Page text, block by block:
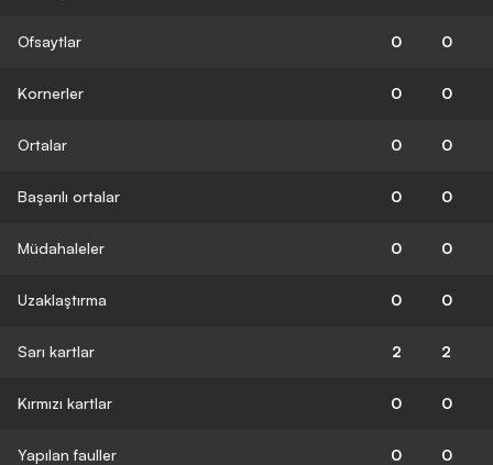
Ofsaytlar 0 0
Kornerler 0 0
Ortalar 0 0
Başarılı ortalar 0 0
Müdahaleler 0 0
Uzaklaştırma 0 0
Sarı kartlar 2 2
Kırmızı kartlar 0 0
Yapılan fauller 0 0